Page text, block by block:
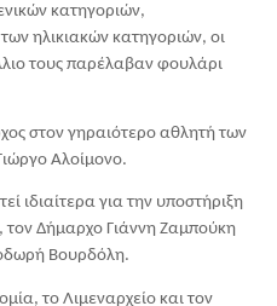
κατηγοριών,
ηλικιακών κατηγοριών, οι
τους παρέλαβαν φουλάρι
στον γηραιότερο αθλητή των
Αλοίμονο.
ιδιαίτερα για την υποστήριξη
Δήμαρχο Γιάννη Ζαμπούκη
Βουρδόλη.
το Λιμεναρχείο και τον